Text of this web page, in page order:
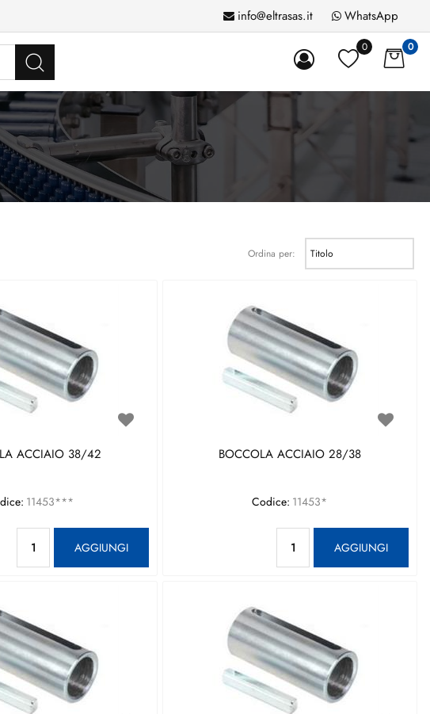
info@eltrasas.it WhatsApp
0 0
Ordina per:
ACCIAIO 38/42
11453***
AGGIUNGI
BOCCOLA ACCIAIO 28/38
Codice: 11453*
AGGIUNGI